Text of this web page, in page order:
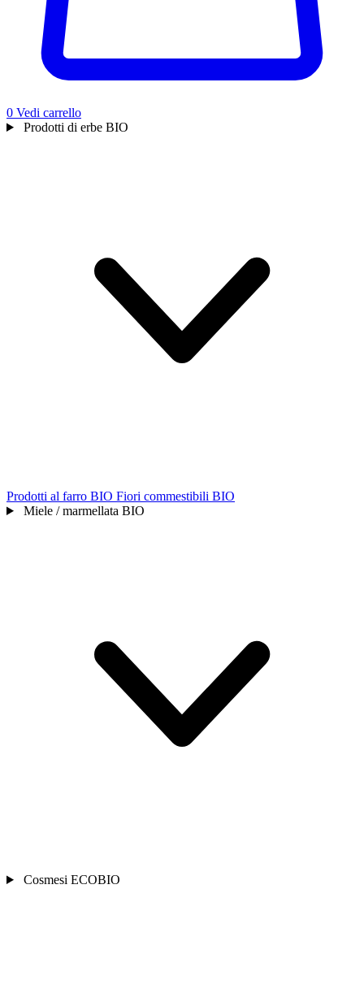
0 Vedi carrello
Prodotti di erbe BIO
Prodotti al farro BIO Fiori commestibili BIO
Miele / marmellata BIO
Cosmesi ECOBIO